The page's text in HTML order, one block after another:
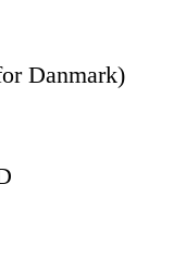
Danmark)